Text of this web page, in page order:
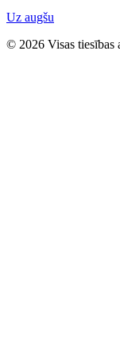
Uz augšu
© 2026 Visas tiesības